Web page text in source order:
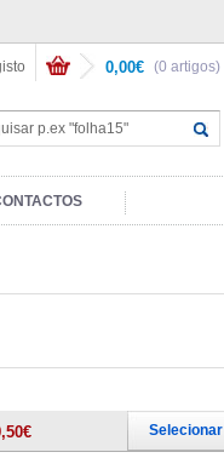
(0 artigos)
0,00€
Selecionar